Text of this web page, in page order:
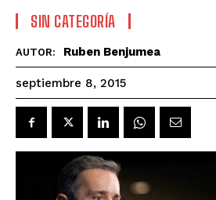
SIN CATEGORÍA
AUTOR: Ruben Benjumea
septiembre 8, 2015